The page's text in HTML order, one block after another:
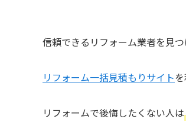
信頼できるリフォーム業者を見つ
リフォーム一括見積もりサイト
リフォームで後悔したくない人は